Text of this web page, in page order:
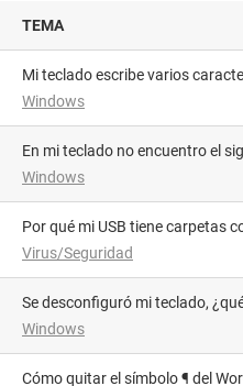
TEMA
Mi teclado escribe varios
Windows
En mi teclado no encuentro el
Windows
Por qué mi USB tiene carpetas
Virus/Seguridad
Se desconfiguró mi teclado,
Windows
Cómo quitar el símbolo ¶ del